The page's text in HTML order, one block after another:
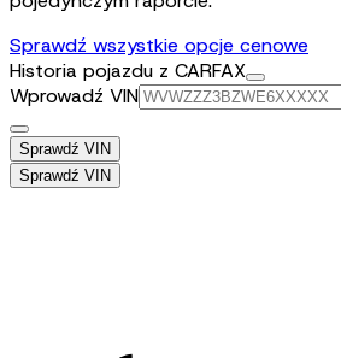
Sprawdź wszystkie opcje cenowe
Historia pojazdu z CARFAX
Wprowadź VIN
Sprawdź VIN
Sprawdź VIN